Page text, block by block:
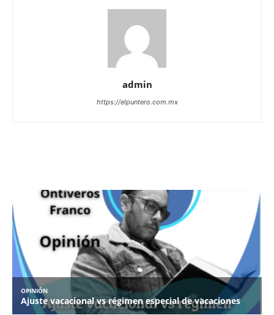
admin
https://elpuntero.com.mx